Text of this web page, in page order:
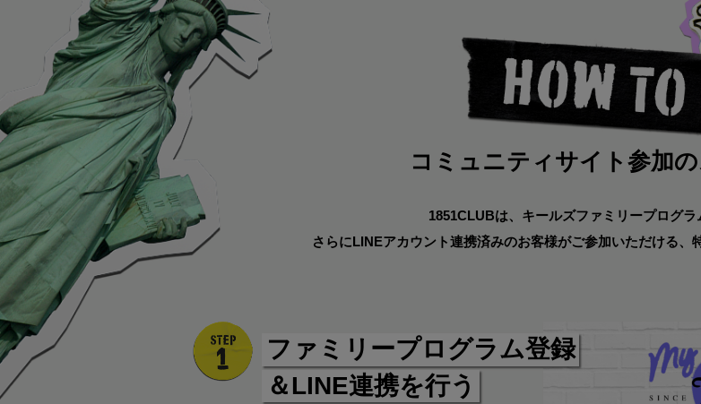
コミュニティサイト 参加
1851CLUBは、キールズファミリープログラ
さらにLINEアカウント連携済みのお客様がご参加いただける、
ファミリープログラム登録
＆LINE連携を行う